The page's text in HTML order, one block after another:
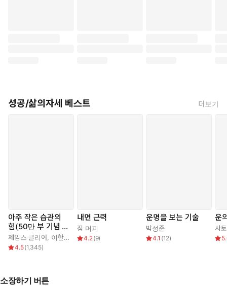
【11장 덜 아프게, 더 건강하게 생활하자_229~230쪽】
체 각성도를 높게 유지하도록 도와준다. 게다가 혈류 내 코르티솔
의 양은 스트레스 수준을 객관적으로 나타내는 지표이다. 일반적
으로 코르티솔 수치에는 여러 요인이 영향을 미칠 수 있지만, 하
루 동안 스트레스 상황을 많이 겪으며 괴로워질수록 코르티솔 수
성공/삶의자세 베스트 더보기
아주 작은 습관의
힘(50만 부 기념 스
페셜 에디션)
제임스 클리어 이한이
4.5(1,345)
내면 근력
짐 머피
4.2(9)
운명을 보는 기술
박성준
4.1 (12)
운
사
소장하기 버튼